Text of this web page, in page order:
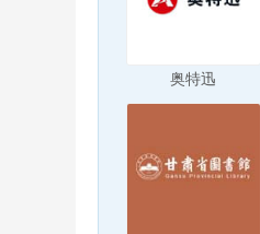
奥特迅